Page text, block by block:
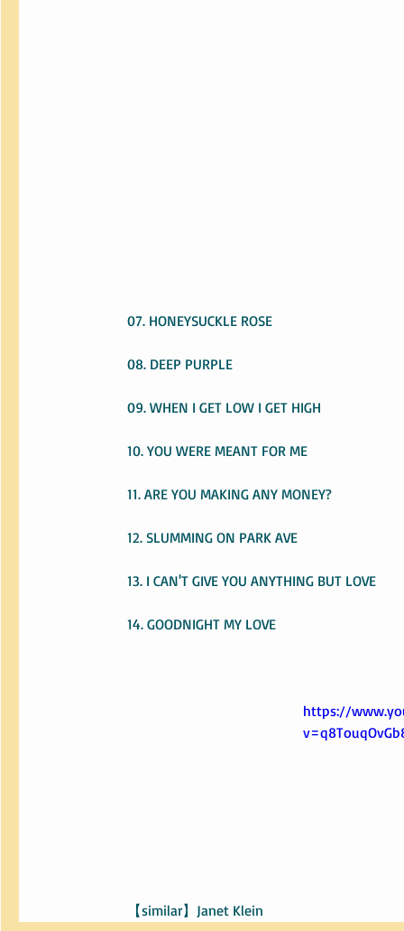
07. HONEYSUCKLE ROSE
08. DEEP PURPLE
09. WHEN I GET LOW I GET HIGH
10. YOU WERE MEANT FOR ME
11. ARE YOU MAKING ANY MONEY?
12. SLUMMING ON PARK AVE
13. I CAN'T GIVE YOU ANYTHING BUT LOVE
14. GOODNIGHT MY LOVE
https://
【similar】Janet Klein